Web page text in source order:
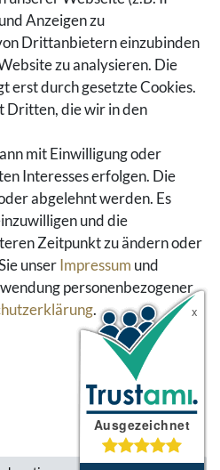
Mehrwertsteuer und
Anzeigen zu
Drittanbietern einzubinden
zu analysieren. Die
erst durch gesetzte Cookies.
Dritten, die wir in den
mit Einwilligung oder
Interesses erfolgen. Die
abgelehnt werden. Es
und die
Zeitpunkt zu ändern oder
unserImpressum und
personenbezogener
.